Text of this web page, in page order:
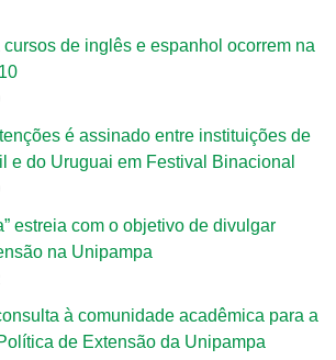
cursos de inglês e espanhol ocorrem na
é assinado entre instituições de
e do Uruguai em Festival Binacional
estreia com o objetivo de divulgar
na Unipampa
à comunidade acadêmica para a
de Extensão da Unipampa